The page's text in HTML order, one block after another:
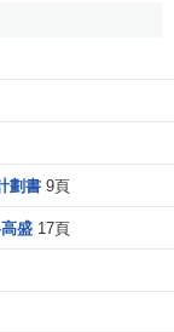
於階梯期限策
預定期限以內，
行證券轉換能
對於達不到這些
劃書 9頁
盛 17頁